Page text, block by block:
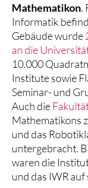
Mathematikon.
Informatik
Gebäude wurde
an die
10.000
Institute sowie
Seminar- und
Auch die
Mathematikons
und das
untergebracht.
waren die
und das IWR